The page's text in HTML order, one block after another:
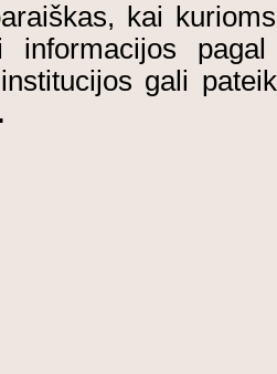
kai
informacijos
gali